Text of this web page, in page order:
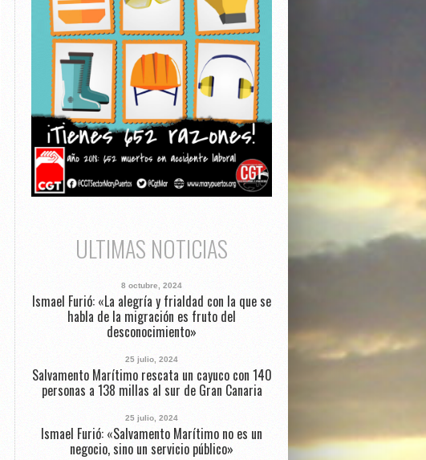
ULTIMAS NOTICIAS
8 octubre, 2024
Ismael Furió: «La alegría y frialdad con la que se
habla de la migración es fruto del
desconocimiento»
25 julio, 2024
Salvamento Marítimo rescata un cayuco con 140
personas a 138 millas al sur de Gran Canaria
25 julio, 2024
Ismael Furió: «Salvamento Marítimo no es un
negocio, sino un servicio público»